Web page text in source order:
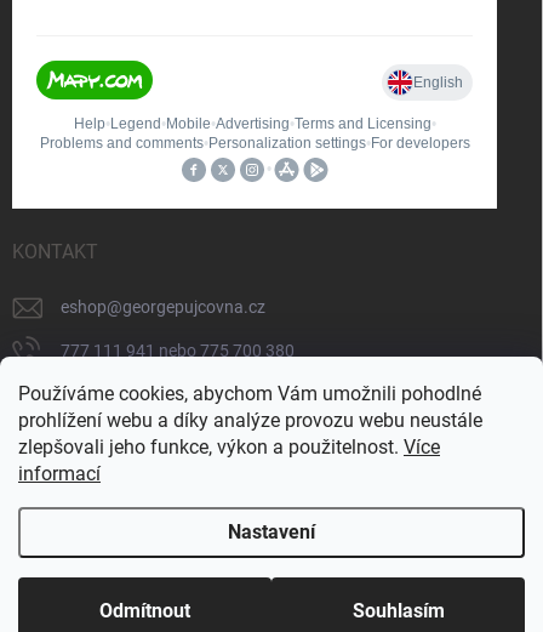
Používáme cookies, abychom Vám umožnili pohodlné
prohlížení webu a díky analýze provozu webu neustále
zlepšovali jeho funkce, výkon a použitelnost. Více
informací
Nastavení
Odmítnout Souhlasím
Doprava zdarma od 5 000 Kč a sleva 5 % pro
KONTAKT
eshop@georgepujcovna.cz
777 111 941 nebo 775 700 380
775 700 380
https://www.facebook.com/people/George-
p%C5%AFj%C4%8Dovna/100065206834745/
Copyright 2026GEORGE - technika. Všechna práva vyhrazena.Upravit